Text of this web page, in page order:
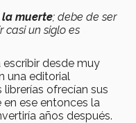
la muerte; debe de ser
casi un siglo es
desde muy
una editorial
ofrecían sus
en ese entonces la
años después.